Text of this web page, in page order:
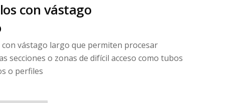
con vástago
con vástago largo que permiten procesar
secciones o zonas de difícil acceso como tubos
o perfiles